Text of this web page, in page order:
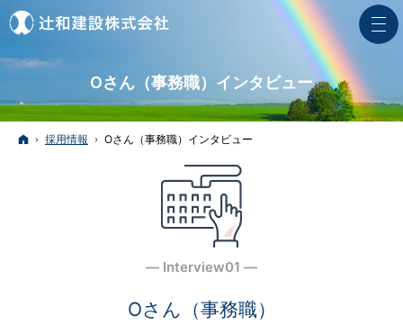
Oさん（事務職）インタビュー
ホーム
採用情報 Oさん（事務職）インタビュー
― Interview01 ―
Oさん（事務職）